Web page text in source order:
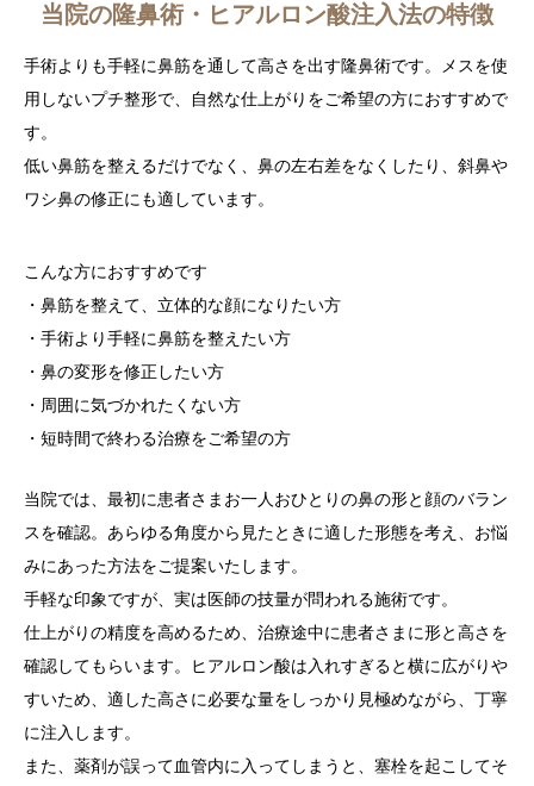
当院の隆鼻術・ヒアルロン酸注入法の特徴
手術よりも手軽に鼻筋を通して高さを出す隆鼻術です。メスを使
用しないプチ整形で、自然な仕上がりをご希望の方におすすめで
す。
低い鼻筋を整えるだけでなく、鼻の左右差をなくしたり、斜鼻や
ワシ鼻の修正にも適しています。
こんな方におすすめです
・鼻筋を整えて、立体的な顔になりたい方
・手術より手軽に鼻筋を整えたい方
・鼻の変形を修正したい方
・周囲に気づかれたくない方
・短時間で終わる治療をご希望の方
当院では、最初に患者さまお一人おひとりの鼻の形と顔のバラン
スを確認。あらゆる角度から見たときに適した形態を考え、お悩
みにあった方法をご提案いたします。
手軽な印象ですが、実は医師の技量が問われる施術です。
仕上がりの精度を高めるため、治療途中に患者さまに形と高さを
確認してもらいます。ヒアルロン酸は入れすぎると横に広がりや
すいため、適した高さに必要な量をしっかり見極めながら、丁寧
に注入します。
また、薬剤が誤って血管内に入ってしまうと、塞栓を起こしてそ
症例
施術料金
お知らせ
アクセス